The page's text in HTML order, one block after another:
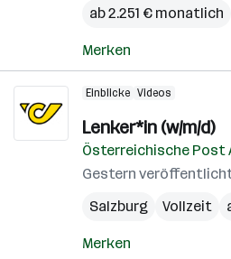
ab 2.251 € monatlich
Merken
Einblicke Videos
Lenker*in (w/m/d)
Österreichische Post
Gestern
Salzburg
Vollzeit
Merken